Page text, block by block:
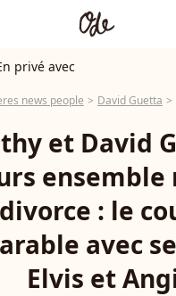
privé avec
news people David Guetta
et David
ensemble
divorce : le
avec
Elvis et